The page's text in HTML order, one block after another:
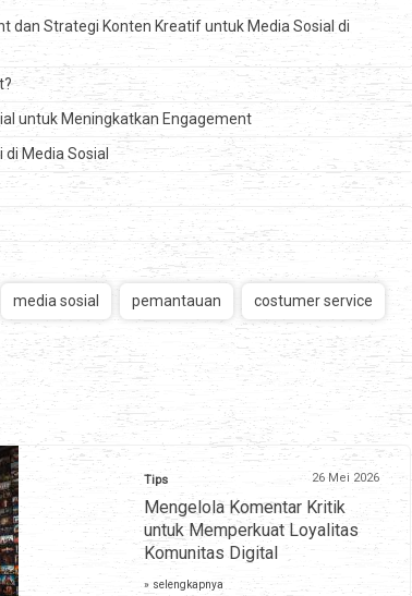
dan Strategi Konten Kreatif untuk Media Sosial di
untuk Meningkatkan Engagement
Media Sosial
media sosial pemantauan costumer service
Tips 26 Mei 2026
Mengelola Komentar Kritik
untuk Memperkuat Loyalitas
Komunitas Digital
» selengkapnya